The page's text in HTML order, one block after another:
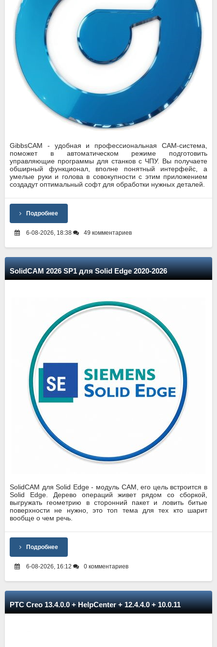
GibbsCAM - удобная и профессиональная CAM-система,
поможет в автоматическом режиме подготовить
управляющие программы для станков с ЧПУ. Вы получаете
обширный функционал, вполне понятный интерфейс, а
умелые руки и голова в совокупности с этим приложением
создадут оптимальный софт для обработки нужных деталей.
Подробнее
6-08-2026, 18:38 49 комментариев
SolidCAM 2026 SP1 для Solid Edge 2020-2026
SolidCAM для Solid Edge - модуль CAM, его цель встроится в
Solid Edge. Дерево операций живет рядом со сборкой,
выгружать геометрию в сторонний пакет и ловить битые
поверхности не нужно, это топ тема для тех кто шарит
вообще о чем речь.
Подробнее
6-08-2026, 16:12 0 комментариев
PTC Creo 13.4.0.0 + HelpCenter + 12.4.4.0 + 10.0.11